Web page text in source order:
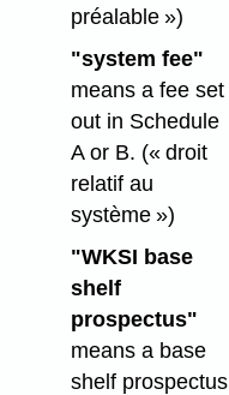
préalable »)
"system fee"
means a fee set
out in Schedule
A or B. (« droit
relatif au
système »)
"WKSI base
shelf
prospectus"
means a base
shelf prospectus